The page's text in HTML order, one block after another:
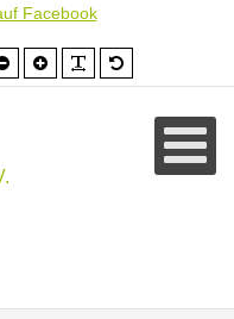
Facebook
Schrift
kleiner
Schrift
größer